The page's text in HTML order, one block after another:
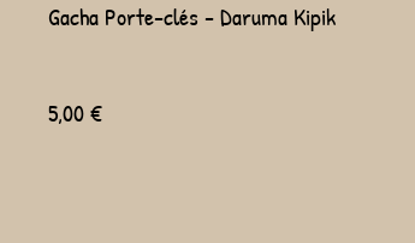
Gacha Porte-clés - Daruma Kipik
5,00 €